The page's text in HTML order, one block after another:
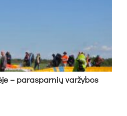
– pa­ras­par­nių var­žy­bos